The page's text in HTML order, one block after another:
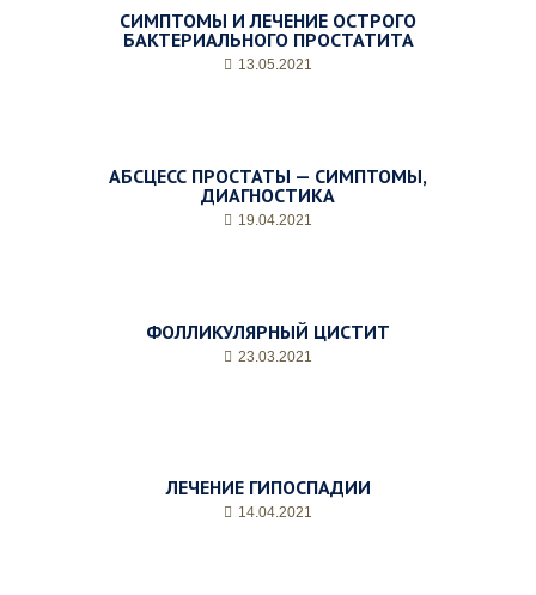
СИМПТОМЫ И ЛЕЧЕНИЕ ОСТРОГО
БАКТЕРИАЛЬНОГО ПРОСТАТИТА
13.05.2021
АБСЦЕСС ПРОСТАТЫ — СИМПТОМЫ,
ДИАГНОСТИКА
19.04.2021
ФОЛЛИКУЛЯРНЫЙ ЦИСТИТ
23.03.2021
ЛЕЧЕНИЕ ГИПОСПАДИИ
14.04.2021